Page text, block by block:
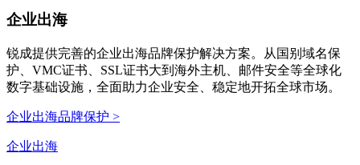
企业出海
锐成提供完善的企业出海品牌保护解决方案。从国别域名保
护、VMC证书、SSL证书大到海外主机、邮件安全等全球化
数字基础设施，全面助力企业安全、稳定地开拓全球市场。
企业出海品牌保护 >
企业出海